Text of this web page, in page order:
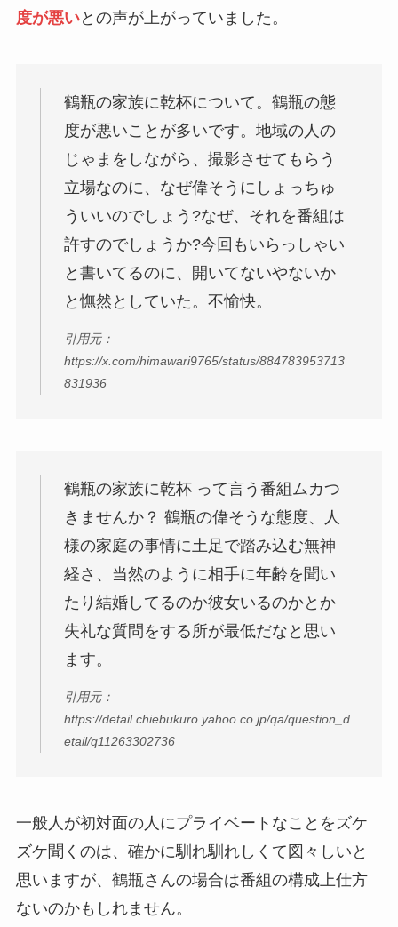
度が悪いとの声が上がっていました。
鶴瓶の家族に乾杯について。鶴瓶の態
度が悪いことが多いです。地域の人の
じゃまをしながら、撮影させてもらう
立場なのに、なぜ偉そうにしょっちゅ
ういいのでしょう?なぜ、それを番組は
許すのでしょうか?今回もいらっしゃい
と書いてるのに、開いてないやないか
と憮然としていた。不愉快。
引用元：
https://x.com/himawari9765/status/884783953713
831936
鶴瓶の家族に乾杯 って言う番組ムカつ
きませんか？ 鶴瓶の偉そうな態度、人
様の家庭の事情に土足で踏み込む無神
経さ、当然のように相手に年齢を聞い
たり結婚してるのか彼女いるのかとか
失礼な質問をする所が最低だなと思い
ます。
引用元：
https://detail.chiebukuro.yahoo.co.jp/qa/question_d
etail/q11263302736
一般人が初対面の人にプライベートなことをズケ
ズケ聞くのは、確かに馴れ馴れしくて図々しいと
思いますが、鶴瓶さんの場合は番組の構成上仕方
ないのかもしれません。